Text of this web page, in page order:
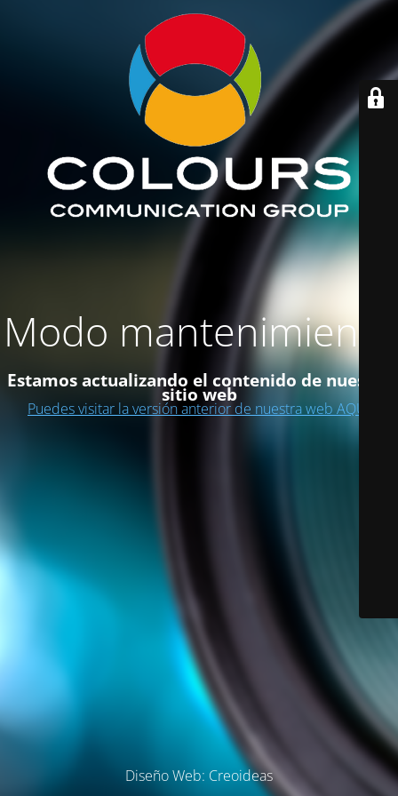
Modo mantenimiento
Estamos actualizando el contenido de nuestro
sitio web
Puedes visitar la versión anterior de nuestra web AQUÍ
Diseño Web: Creoideas